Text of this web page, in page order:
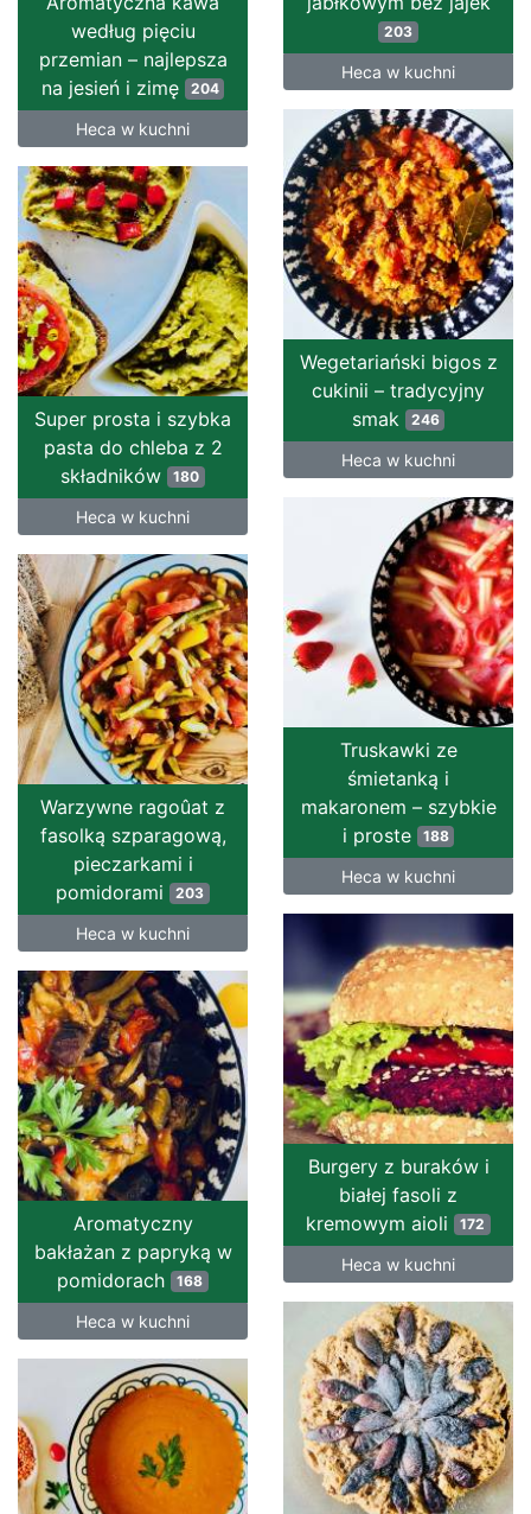
203
Heca w kuchni
według pięciu
przemian – najlepsza
na jesień i zimę
204
Heca w kuchni
Wegetariański bigos z
cukinii – tradycyjny
smak
246
Heca w kuchni
Super prosta i szybka
pasta do chleba z 2
składników 180
Heca w kuchni
Truskawki ze
śmietanką i
makaronem – szybkie
i proste
188
Heca w kuchni
Warzywne ragoûat z
fasolką szparagową,
pieczarkami i
pomidorami 203
Heca w kuchni
Burgery z buraków i
białej fasoli z
kremowym aioli 172
Heca w kuchni
Aromatyczny
bakłażan z papryką w
pomidorach 168
Heca w kuchni